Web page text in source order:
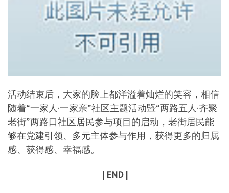
活动结束后，大家的脸上都洋溢着灿烂的笑容，相信
随着“一家人·一家亲”社区主题活动暨“两路五人·齐聚
老街”两路口社区居民参与项目的启动，老街居民能
够在党建引领、多元主体参与作用，获得更多的归属
感、获得感、幸福感。
| END |